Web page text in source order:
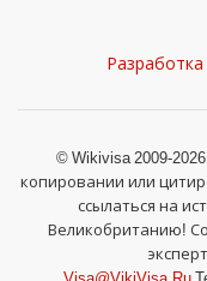
© Wikivisa 2009-
копировании или
ссылаться на
Великобританию!